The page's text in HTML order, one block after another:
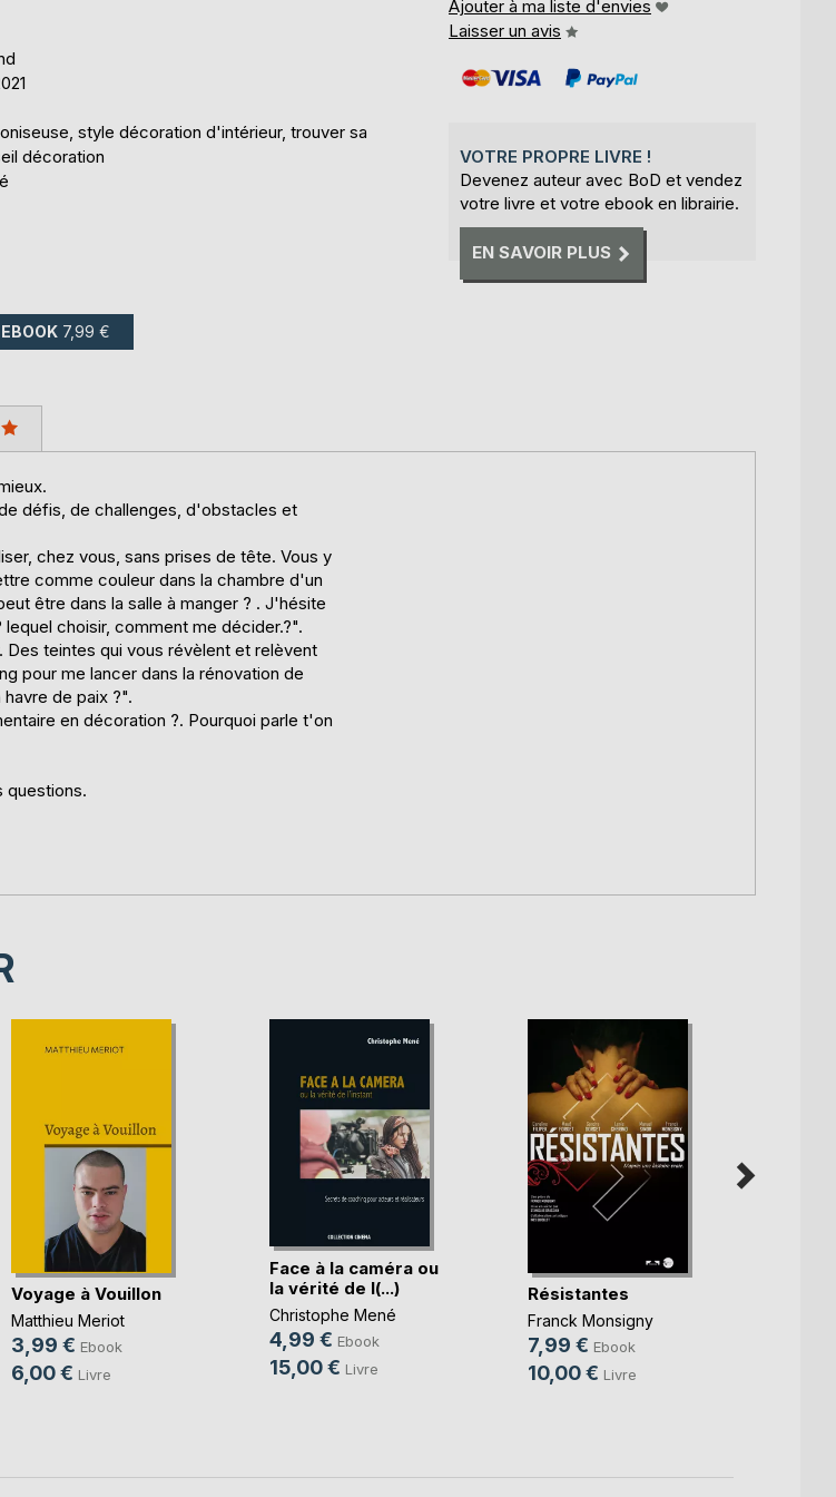
style décoration d'intérieur, trouver sa
décoration
EBOOK 7,99 €
Ajouter à ma liste d'envies
Laisser un avis
VOTRE PROPRE LIVRE !
Devenez auteur avec BoD et vendez
votre livre et votre ebook en librairie.
EN SAVOIR PLUS
défis, de challenges, d'obstacles et
chez vous, sans prises de tête. Vous y
comme couleur dans la chambre d'un
être dans la salle à manger ? . J'hésite
choisir, comment me décider.?".
Des teintes qui vous révèlent et relèvent
pour me lancer dans la rénovation de
de paix ?".
en décoration ?. Pourquoi parle t'on
questions.
Voyage à Vouillon
Matthieu Meriot
3,99 € Ebook
6,00 € Livre
Face à la caméra ou
la vérité de l(...)
Christophe Mené
4,99 € Ebook
15,00 € Livre
Résistantes
Franck Monsigny
7,99 € Ebook
10,00 € Livre